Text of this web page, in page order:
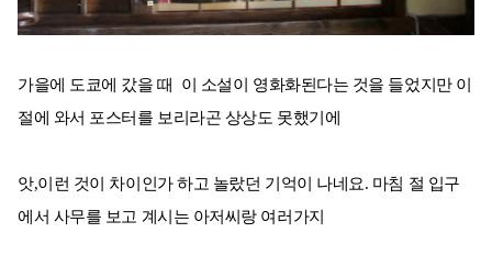
가을에 도쿄에 갔을 때 이 소설이 영화화된다는 것을 들었지만 이
절에 와서 포스터를 보리라곤 상상도 못했기에
앗,이런 것이 차이인가 하고 놀랐던 기억이 나네요. 마침 절 입구
에서 사무를 보고 계시는 아저씨랑 여러가지